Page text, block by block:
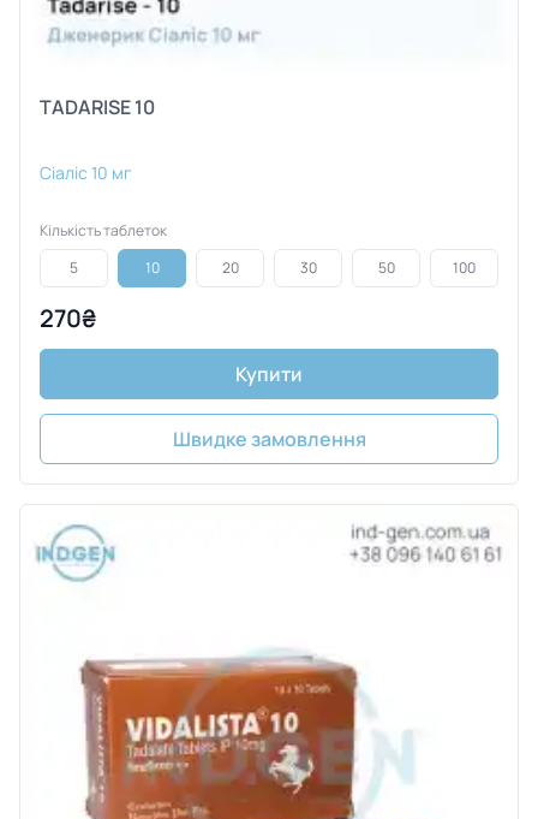
TADARISE 10
Сіаліс 10 мг
Кількість таблеток
5
10 20 30 50 100
270₴
Купити
Швидке замовлення